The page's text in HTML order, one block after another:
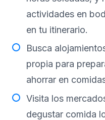
actividades en
en tu itinerario.
Busca
propia para
ahorrar en
Visita los
degustar comida